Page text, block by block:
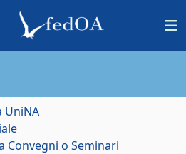
UniNA
Convegni o Seminari